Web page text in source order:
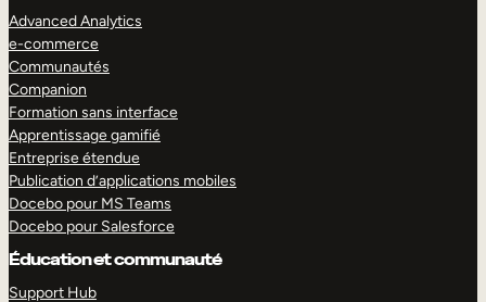
Advanced Analytics
e-commerce
Communautés
Companion
Formation sans interface
Apprentissage gamifié
Entreprise étendue
Publication d’applications mobiles
Docebo pour MS Teams
Docebo pour Salesforce
Éducation et communauté
Support Hub